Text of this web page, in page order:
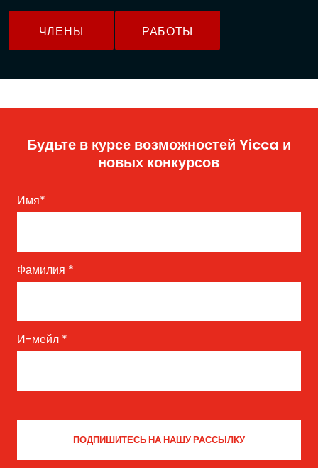
ЧЛЕНЫ РАБОТЫ
Будьте в курсе возможностей Yicca и
новых конкурсов
Имя*
Фамилия *
И-мейл *